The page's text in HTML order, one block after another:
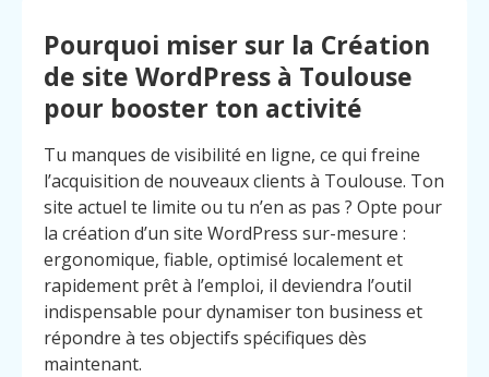
Pourquoi miser sur la Création
de site WordPress à Toulouse
pour booster ton activité
Tu manques de visibilité en ligne, ce qui freine
l’acquisition de nouveaux clients à Toulouse. Ton
site actuel te limite ou tu n’en as pas ? Opte pour
la création d’un site WordPress sur-mesure :
ergonomique, fiable, optimisé localement et
rapidement prêt à l’emploi, il deviendra l’outil
indispensable pour dynamiser ton business et
répondre à tes objectifs spécifiques dès
maintenant.